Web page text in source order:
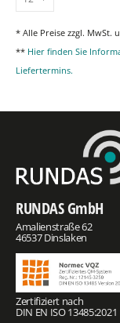
* Alle Preise zzgl. MwSt.
** Hier finden Sie
Liefertermins.
RUNDAS GmbH
Amalienstraße 62
46537 Dinslaken
Zertifiziert nach
DIN EN ISO 13485:2021